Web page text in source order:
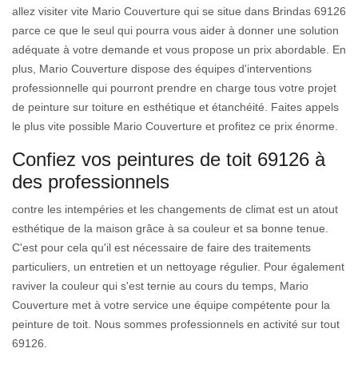
allez visiter vite Mario Couverture qui se situe dans Brindas 69126
parce ce que le seul qui pourra vous aider à donner une solution
adéquate à votre demande et vous propose un prix abordable. En
plus, Mario Couverture dispose des équipes d'interventions
professionnelle qui pourront prendre en charge tous votre projet
de peinture sur toiture en esthétique et étanchéité. Faites appels
le plus vite possible Mario Couverture et profitez ce prix énorme.
Confiez vos peintures de toit 69126 à
des professionnels
contre les intempéries et les changements de climat est un atout
esthétique de la maison grâce à sa couleur et sa bonne tenue.
C'est pour cela qu'il est nécessaire de faire des traitements
particuliers, un entretien et un nettoyage régulier. Pour également
raviver la couleur qui s'est ternie au cours du temps, Mario
Couverture met à votre service une équipe compétente pour la
peinture de toit. Nous sommes professionnels en activité sur tout
69126.